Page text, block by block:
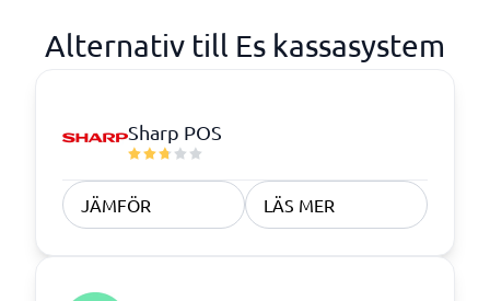
Alternativ till Es kassasystem
Sharp POS
JÄMFÖR LÄS MER